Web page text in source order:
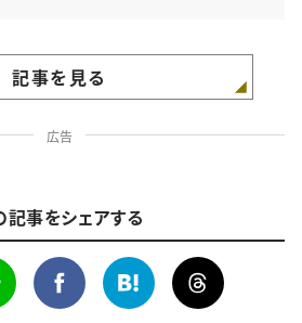
記事を見る
広告
記事をシェアする